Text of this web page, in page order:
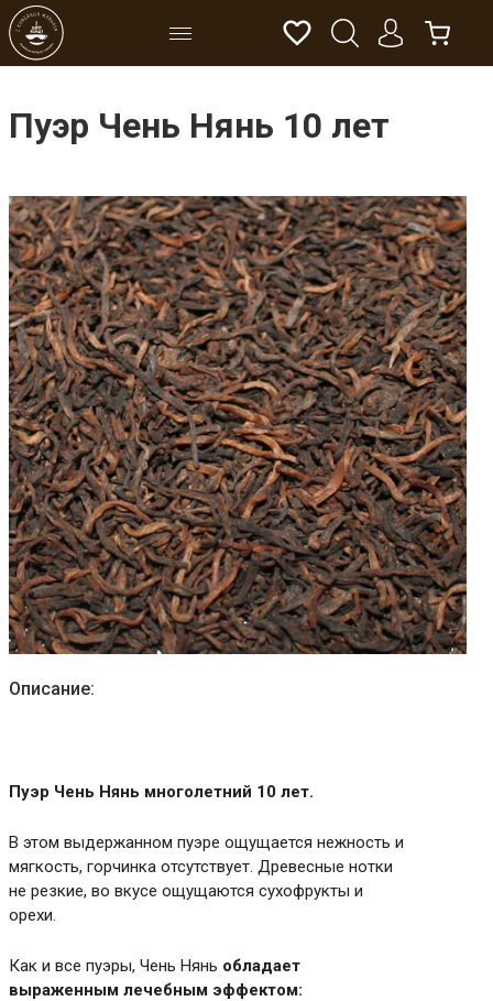
Пуэр Чень Нянь 10 лет
Описание:
Пуэр Чень Нянь многолетний 10 лет.
В этом выдержанном пуэре ощущается нежность и
мягкость, горчинка отсутствует. Древесные нотки
не резкие, во вкусе ощущаются сухофрукты и
орехи.
Как и все пуэры, Чень Нянь обладает
выраженным лечебным эффектом: